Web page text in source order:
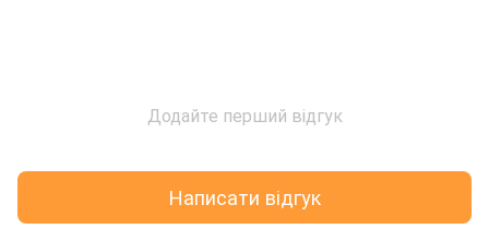
Додайте перший відгук
Написати відгук